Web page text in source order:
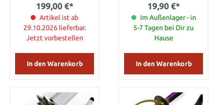
Schwert während einer
Reise in den Trollhöhlen
in Rhudaur. Es rettete
ihm im Düsterwald im
Kampf gegen die
Riesenspinnen das Leben.
Achzig Jahre später
Kurzschwert seinem
Neffen Frodo. Die Klinge
des Schwertes schimmert
199,00 €*
Artikel ist ab
29.10.2026 lieferbar.
Jetzt vorbestellen
In den Warenkorb
19,90 €*
Im Außenlager - in
5-7 Tagen bei Dir zu
Hause
In den Warenkorb